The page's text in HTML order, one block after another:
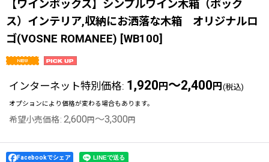
【ワインボックス】シンプルワイン木箱（ボック
ス）インテリア,収納にお洒落な木箱 オリジナルロ
ゴ(VOSNE ROMANEE) [WB100]
インターネット特別価格: 1,920 円 ～2,400 円 (税込)
オプションにより価格が変わる場合もあります。
希望小売価格: 2,600 円 ～3,300 円
Facebookでシェア